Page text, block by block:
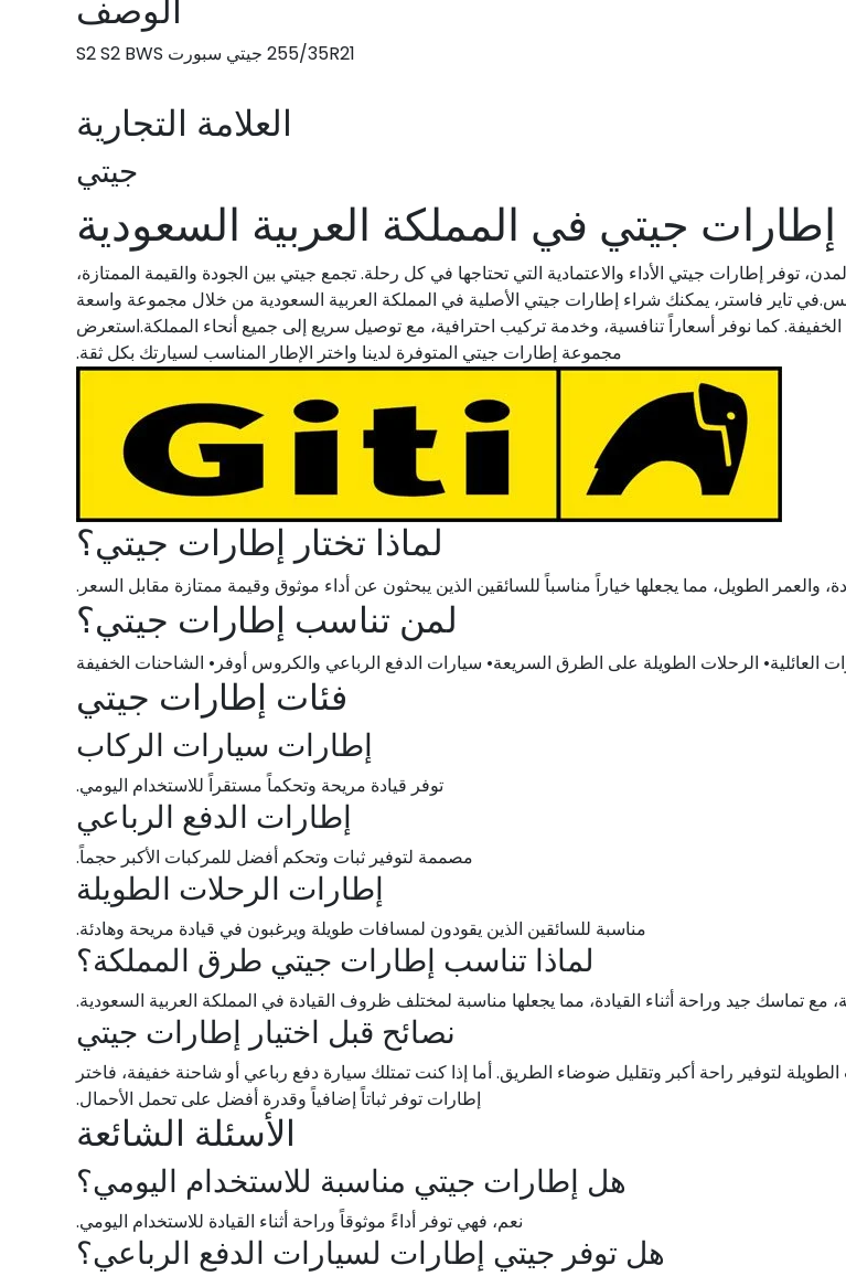
الوصف
255/35R21 جيتي سبورت S2 S2 BWS
العلامة التجارية
جيتي
إطارات جيتي في المملكة العربية السعودية
توفر إطارات جيتي الأداء والاعتمادية التي تحتاجها في كل رحلة. تجمع جيتي بين الجودة والقيمة الممتازة،
تاير فاستر، يمكنك شراء إطارات جيتي الأصلية في المملكة العربية السعودية من خلال مجموعة واسعة
كما نوفر أسعاراً تنافسية، وخدمة تركيب احترافية، مع توصيل سريع إلى جميع أنحاء المملكة.استعرض
مجموعة إطارات جيتي المتوفرة لدينا واختر الإطار المناسب لسيارتك بكل ثقة.
لماذا تختار إطارات جيتي؟
والعمر الطويل، مما يجعلها خياراً مناسباً للسائقين الذين يبحثون عن أداء موثوق وقيمة ممتازة مقابل السعر.
لمن تناسب إطارات جيتي؟
العائلية• الرحلات الطويلة على الطرق السريعة• سيارات الدفع الرباعي والكروس أوفر• الشاحنات الخفيفة
فئات إطارات جيتي
إطارات سيارات الركاب
توفر قيادة مريحة وتحكماً مستقراً للاستخدام اليومي.
إطارات الدفع الرباعي
مصممة لتوفير ثبات وتحكم أفضل للمركبات الأكبر حجماً.
إطارات الرحلات الطويلة
مناسبة للسائقين الذين يقودون لمسافات طويلة ويرغبون في قيادة مريحة وهادئة.
لماذا تناسب إطارات جيتي طرق المملكة؟
تماسك جيد وراحة أثناء القيادة، مما يجعلها مناسبة لمختلف ظروف القيادة في المملكة العربية السعودية.
نصائح قبل اختيار إطارات جيتي
لتوفير راحة أكبر وتقليل ضوضاء الطريق. أما إذا كنت تمتلك سيارة دفع رباعي أو شاحنة خفيفة، فاختر
إطارات توفر ثباتاً إضافياً وقدرة أفضل على تحمل الأحمال.
الأسئلة الشائعة
هل إطارات جيتي مناسبة للاستخدام اليومي؟
نعم، فهي توفر أداءً موثوقاً وراحة أثناء القيادة للاستخدام اليومي.
هل توفر جيتي إطارات لسيارات الدفع الرباعي؟